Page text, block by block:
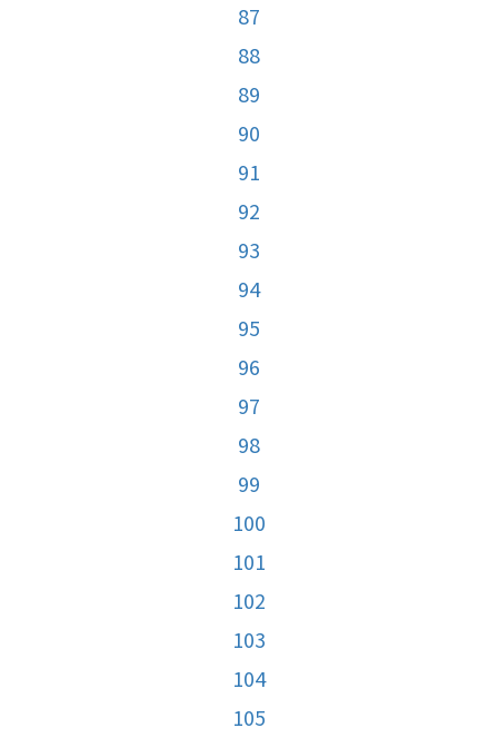
87
88
89
90
91
92
93
94
95
96
97
98
99
100
101
102
103
104
105